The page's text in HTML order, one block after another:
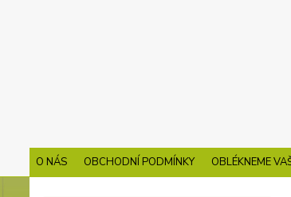
O NÁS OBCHODNÍ PODMÍNKY OBLÉKNEME